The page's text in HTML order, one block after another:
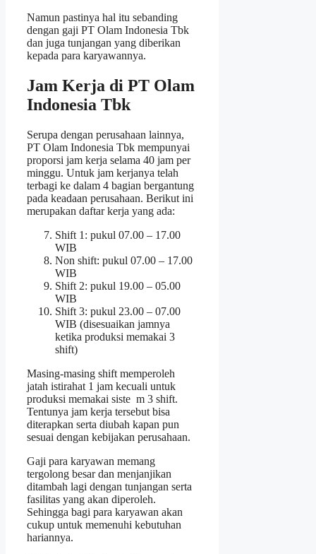
Namun pastinya hal itu sebanding
dengan gaji PT Olam Indonesia Tbk
dan juga tunjangan yang diberikan
kepada para karyawannya.
Jam Kerja di PT Olam
Indonesia Tbk
Serupa dengan perusahaan lainnya,
PT Olam Indonesia Tbk mempunyai
proporsi jam kerja selama 40 jam per
minggu. Untuk jam kerjanya telah
terbagi ke dalam 4 bagian bergantung
pada keadaan perusahaan. Berikut ini
merupakan daftar kerja yang ada:
Shift 1: pukul 07.00 – 17.00
WIB
Non shift: pukul 07.00 – 17.00
WIB
Shift 2: pukul 19.00 – 05.00
WIB
Shift 3: pukul 23.00 – 07.00
WIB (disesuaikan jamnya
ketika produksi memakai 3
shift)
Masing-masing shift memperoleh
jatah istirahat 1 jam kecuali untuk
produksi memakai siste m 3 shift.
Tentunya jam kerja tersebut bisa
diterapkan serta diubah kapan pun
sesuai dengan kebijakan perusahaan.
Gaji para karyawan memang
tergolong besar dan menjanjikan
ditambah lagi dengan tunjangan serta
fasilitas yang akan diperoleh.
Sehingga bagi para karyawan akan
cukup untuk memenuhi kebutuhan
hariannya.